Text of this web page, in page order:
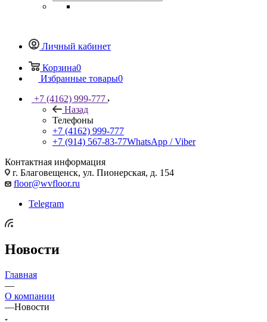
Личный кабинет
Корзина0
Избранные товары0
+7 (4162) 999-777
Назад
Телефоны
+7 (4162) 999-777
+7 (914) 567-83-77WhatsApp / Viber
Контактная информация
г. Благовещенск, ул. Пионерская, д. 154
floor@wvfloor.ru
Telegram
Новости
Главная
—
О компании
—Новости